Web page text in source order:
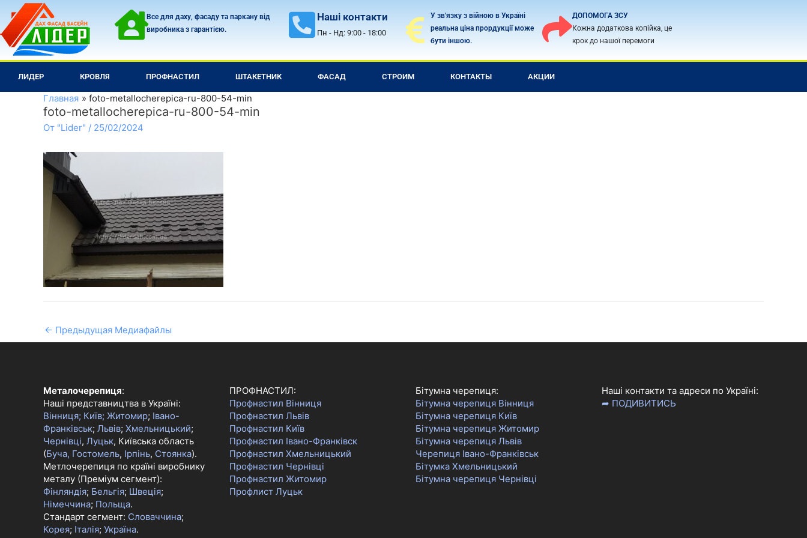
Перейти
содержимому
Все для даху, фасаду та паркану від
виробника з гарантією.
Наші контакти
Пн - Нд: 9:00 - 18:00
У зв'язку з війною в Україні
реальна ціна прордукції може
бути іншою.
ДОПОМОГА ЗСУ
Кожна додаткова копійка, це
крок до нашої перемоги
ЛИДЕР КРОВЛЯ ПРОФНАСТИЛ ШТАКЕТНИК ФАСАД СТРОИМ КОНТАКТЫ АКЦИИ
Главная foto-metallocherepica-ru-800-54-min
foto-metallocherepica-ru-800-54-min
От "Lider" / 25/02/2024
← Предыдущая Медиафайлы
Металочерепиця:
Наші представництва в Україні:
Вінниця; Київ; Житомир; Івано-
Франківськ; Львів; Хмельницький;
Чернівці, Луцьк, Київська область
(Буча, Гостомель, Ірпінь, Стоянка).
Метлочерепиця по країні виробнику
металу (Преміум сегмент):
Фінляндія; Бельгія; Швеція;
Німеччина; Польща.
Стандарт сегмент: Словаччина;
Корея; Італія; Україна.
ПРОФНАСТИЛ:
Профнастил Вінниця
Профнастил Львів
Профнастил Київ
Профнастил Івано-Франківск
Профнастил Хмельницький
Профнастил Чернівці
Профнастил Житомир
Профлист Луцьк
Бітумна черепиця:
Бітумна черепиця Вінниця
Бітумна черепиця Київ
Бітумна черепиця Житомир
Бітумна черепиця Львів
Черепиця Івано-Франківськ
Бітумка Хмельницький
Бітумна черепиця Чернівці
Наші контакти та адреси по Україні:
➦ ПОДИВИТИСЬ